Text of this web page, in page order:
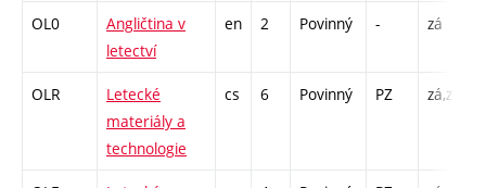
OL0
Angličtina v
letectví
en 2 Povinný - zá
OLR
Letecké
materiály a
technologie
cs 6 Povinný PZ zá,zk